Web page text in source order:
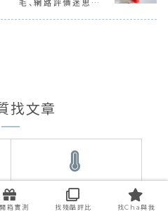
找文章
油性肌
箱實測 找殘酷評比 找Cha與我